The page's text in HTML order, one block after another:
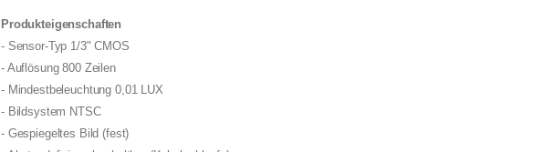
Produkteigenschaften
- Sensor-Typ 1/3" CMOS
- Auflösung 800 Zeilen
- Mindestbeleuchtung 0,01 LUX
- Bildsystem NTSC
- Gespiegeltes Bild (fest)